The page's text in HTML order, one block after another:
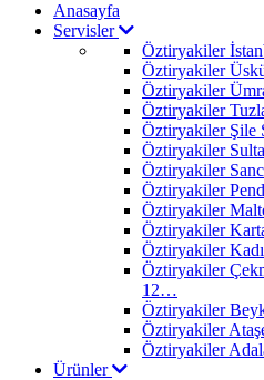
Anasayfa
Servisler
Öztiryakiler
Öztiryakiler
Öztiryakiler
Öztiryakiler
Öztiryakiler Şile
Öztiryakiler
Öztiryakiler
Öztiryakiler
Öztiryakiler
Öztiryakiler
Öztiryakiler
Öztiryakiler
12…
Öztiryakiler
Öztiryakiler
Öztiryakiler
Ürünler